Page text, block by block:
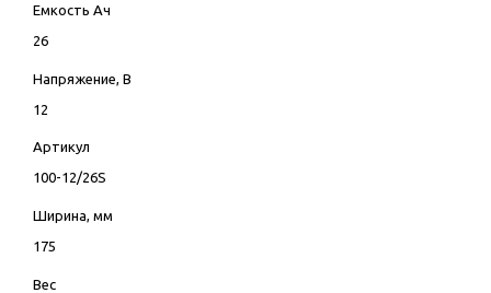
Емкость Ач
26
Напряжение, В
12
Артикул
100-12/26S
Ширина, мм
175
Вес